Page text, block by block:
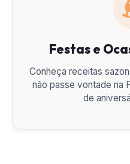
Festas e
Conheça receitas
não passe vontade na
de